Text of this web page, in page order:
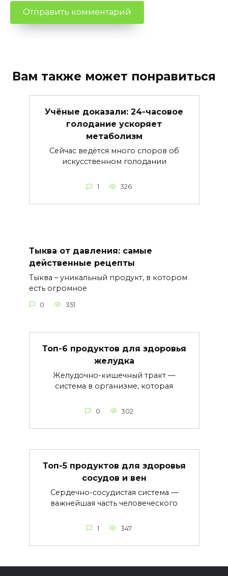
Вам также может понравиться
Учёные доказали: 24-часовое
голодание ускоряет
метаболизм
Сейчас ведётся много споров об
искусственном голодании
1 326
Тыква от давления: самые
действенные рецепты
Тыква – уникальный продукт, в котором
есть огромное
0 351
Топ-6 продуктов для здоровья
желудка
Желудочно-кишечный тракт —
система в организме, которая
0 302
Топ-5 продуктов для здоровья
сосудов и вен
Сердечно-сосудистая система —
важнейшая часть человеческого
1 347